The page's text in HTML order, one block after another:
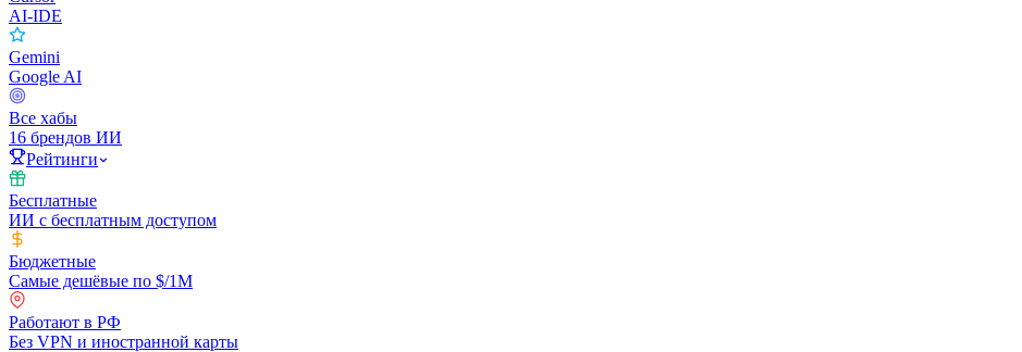
AI-IDE
Gemini
Google AI
Все хабы
16 брендов ИИ
Рейтинги
Бесплатные
ИИ с бесплатным доступом
Бюджетные
Самые дешёвые по $/1M
Работают в РФ
Без VPN и иностранной карты